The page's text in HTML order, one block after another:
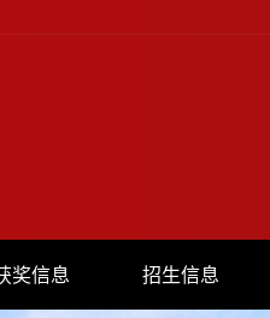
奖信息 招生信息